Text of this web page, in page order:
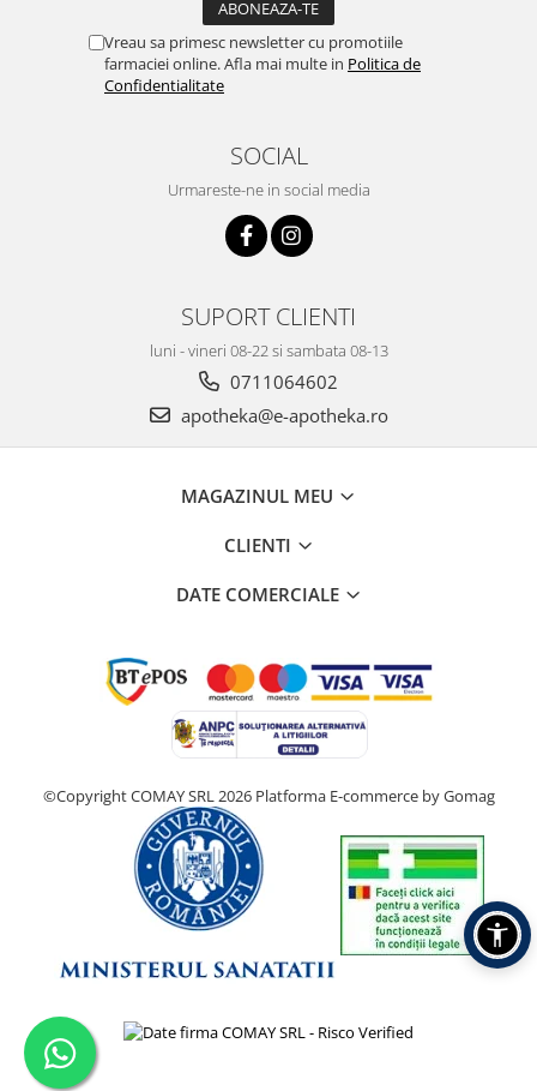
Vreau sa primesc newsletter cu promotiile
farmaciei online. Afla mai multe in Politica de
Confidentialitate
SOCIAL
Urmareste-ne in social media
SUPORT CLIENTI
luni - vineri 08-22 si sambata 08-13
0711064602
apotheka@e-apotheka.ro
MAGAZINUL MEU
CLIENTI
DATE COMERCIALE
©Copyright COMAY SRL 2026 Platforma E-commerce by Gomag